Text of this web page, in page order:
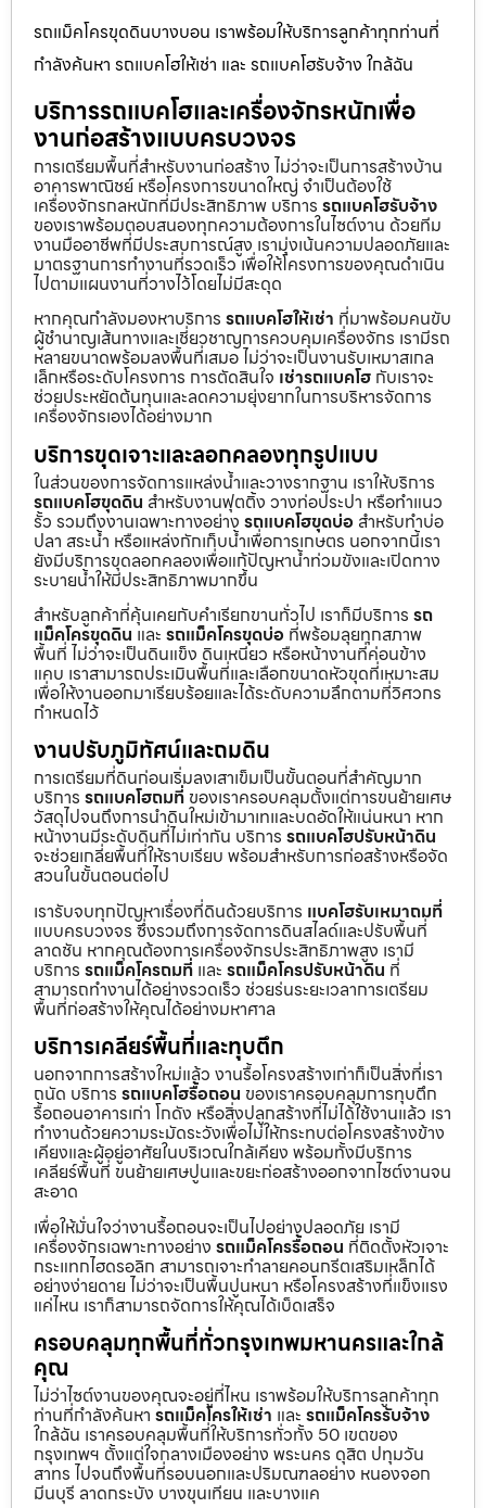
รถแม็คโครขุดดินบางบอน เราพร้อมให้บริการลูกค้าทุกท่านที่
กำลังค้นหา รถแบคโฮให้เช่า และ รถแบคโฮรับจ้าง ใกล้ฉัน
บริการรถแบคโฮและเครื่องจักรหนักเพื่อ
งานก่อสร้างแบบครบวงจร
การเตรียมพื้นที่สำหรับงานก่อสร้าง ไม่ว่าจะเป็นการสร้างบ้าน
อาคารพาณิชย์ หรือโครงการขนาดใหญ่ จำเป็นต้องใช้
เครื่องจักรกลหนักที่มีประสิทธิภาพ บริการ รถแบคโฮรับจ้าง
ของเราพร้อมตอบสนองทุกความต้องการในไซต์งาน ด้วยทีม
งานมืออาชีพที่มีประสบการณ์สูง เรามุ่งเน้นความปลอดภัยและ
มาตรฐานการทำงานที่รวดเร็ว เพื่อให้โครงการของคุณดำเนิน
ไปตามแผนงานที่วางไว้โดยไม่มีสะดุด
หากคุณกำลังมองหาบริการ รถแบคโฮให้เช่า ที่มาพร้อมคนขับ
ผู้ชำนาญเส้นทางและเชี่ยวชาญการควบคุมเครื่องจักร เรามีรถ
หลายขนาดพร้อมลงพื้นที่เสมอ ไม่ว่าจะเป็นงานรับเหมาสเกล
เล็กหรือระดับโครงการ การตัดสินใจ เช่ารถแบคโฮ กับเราจะ
ช่วยประหยัดต้นทุนและลดความยุ่งยากในการบริหารจัดการ
เครื่องจักรเองได้อย่างมาก
บริการขุดเจาะและลอกคลองทุกรูปแบบ
ในส่วนของการจัดการแหล่งน้ำและวางรากฐาน เราให้บริการ
รถแบคโฮขุดดิน สำหรับงานฟุตติ้ง วางท่อประปา หรือทำแนว
รั้ว รวมถึงงานเฉพาะทางอย่าง รถแบคโฮขุดบ่อ สำหรับทำบ่อ
ปลา สระน้ำ หรือแหล่งกักเก็บน้ำเพื่อการเกษตร นอกจากนี้เรา
ยังมีบริการขุดลอกคลองเพื่อแก้ปัญหาน้ำท่วมขังและเปิดทาง
ระบายน้ำให้มีประสิทธิภาพมากขึ้น
สำหรับลูกค้าที่คุ้นเคยกับคำเรียกขานทั่วไป เราก็มีบริการ รถ
แม็คโครขุดดิน และ รถแม็คโครขุดบ่อ ที่พร้อมลุยทุกสภาพ
พื้นที่ ไม่ว่าจะเป็นดินแข็ง ดินเหนียว หรือหน้างานที่ค่อนข้าง
แคบ เราสามารถประเมินพื้นที่และเลือกขนาดหัวขุดที่เหมาะสม
เพื่อให้งานออกมาเรียบร้อยและได้ระดับความลึกตามที่วิศวกร
กำหนดไว้
งานปรับภูมิทัศน์และถมดิน
การเตรียมที่ดินก่อนเริ่มลงเสาเข็มเป็นขั้นตอนที่สำคัญมาก
บริการ รถแบคโฮถมที่ ของเราครอบคลุมตั้งแต่การขนย้ายเศษ
วัสดุไปจนถึงการนำดินใหม่เข้ามาเทและบดอัดให้แน่นหนา หาก
หน้างานมีระดับดินที่ไม่เท่ากัน บริการ รถแบคโฮปรับหน้าดิน
จะช่วยเกลี่ยพื้นที่ให้ราบเรียบ พร้อมสำหรับการก่อสร้างหรือจัด
สวนในขั้นตอนต่อไป
เรารับจบทุกปัญหาเรื่องที่ดินด้วยบริการ แบคโฮรับเหมาถมที่
แบบครบวงจร ซึ่งรวมถึงการจัดการดินสไลด์และปรับพื้นที่
ลาดชัน หากคุณต้องการเครื่องจักรประสิทธิภาพสูง เรามี
บริการ รถแม็คโครถมที่ และ รถแม็คโครปรับหน้าดิน ที่
สามารถทำงานได้อย่างรวดเร็ว ช่วยร่นระยะเวลาการเตรียม
พื้นที่ก่อสร้างให้คุณได้อย่างมหาศาล
บริการเคลียร์พื้นที่และทุบตึก
นอกจากการสร้างใหม่แล้ว งานรื้อโครงสร้างเก่าก็เป็นสิ่งที่เรา
ถนัด บริการ รถแบคโฮรื้อถอน ของเราครอบคลุมการทุบตึก
รื้อถอนอาคารเก่า โกดัง หรือสิ่งปลูกสร้างที่ไม่ได้ใช้งานแล้ว เรา
ทำงานด้วยความระมัดระวังเพื่อไม่ให้กระทบต่อโครงสร้างข้าง
เคียงและผู้อยู่อาศัยในบริเวณใกล้เคียง พร้อมทั้งมีบริการ
เคลียร์พื้นที่ ขนย้ายเศษปูนและขยะก่อสร้างออกจากไซต์งานจน
สะอาด
เพื่อให้มั่นใจว่างานรื้อถอนจะเป็นไปอย่างปลอดภัย เรามี
เครื่องจักรเฉพาะทางอย่าง รถแม็คโครรื้อถอน ที่ติดตั้งหัวเจาะ
กระแทกไฮดรอลิก สามารถเจาะทำลายคอนกรีตเสริมเหล็กได้
อย่างง่ายดาย ไม่ว่าจะเป็นพื้นปูนหนา หรือโครงสร้างที่แข็งแรง
แค่ไหน เราก็สามารถจัดการให้คุณได้เบ็ดเสร็จ
ครอบคลุมทุกพื้นที่ทั่วกรุงเทพมหานครและใกล้
คุณ
ไม่ว่าไซต์งานของคุณจะอยู่ที่ไหน เราพร้อมให้บริการลูกค้าทุก
ท่านที่กำลังค้นหา รถแม็คโครให้เช่า และ รถแม็คโครรับจ้าง
ใกล้ฉัน เราครอบคลุมพื้นที่ให้บริการทั่วทั้ง 50 เขตของ
กรุงเทพฯ ตั้งแต่ใจกลางเมืองอย่าง พระนคร ดุสิต ปทุมวัน
สาทร ไปจนถึงพื้นที่รอบนอกและปริมณฑลอย่าง หนองจอก
มีนบุรี ลาดกระบัง บางขุนเทียน และบางแค